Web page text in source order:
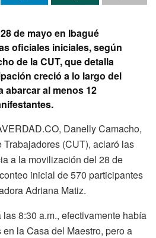
de mayo en Ibagué
oficiales iniciales, según
de la CUT, que detalla
creció a lo largo del
abarcar al menos 12
Danelly Camacho,
(CUT), aclaró las
a la movilización del 28 de
inicial de 570 participantes
Adriana Matiz.
8:30 a.m., efectivamente había
la Casa del Maestro, pero a